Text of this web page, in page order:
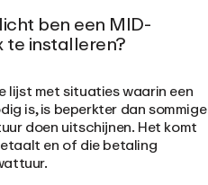
ben een MID-
installeren?
lijst met situaties waarin een
is, is beperkter dan sommige
doen uitschijnen. Het komt
en of die betaling